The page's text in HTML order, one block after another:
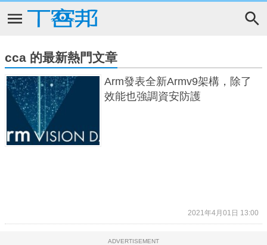
cca 的最新熱門文章
Arm發表全新Armv9架構，除了
效能也強調資安防護
2021年4月01日 13:00
ADVERTISEMENT